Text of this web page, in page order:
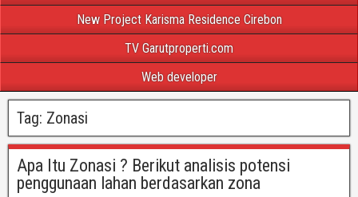
New Project Karisma Residence Cirebon
TV Garutproperti.com
Web developer
Tag: Zonasi
Apa Itu Zonasi ? Berikut analisis potensi
penggunaan lahan berdasarkan zona